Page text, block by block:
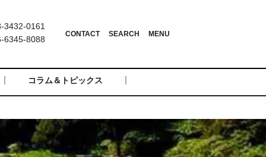
コラム＆トピックス
3432-0161
6345-8088